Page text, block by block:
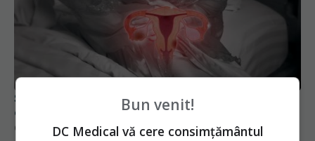
Sindromul ovarelor polichistice: simptomele
ascunse. "Este o afecțiune foarte neînțeleasă"
04 iul 2024, 17:43
Bun venit!
DC Medical vă cere consimțământul